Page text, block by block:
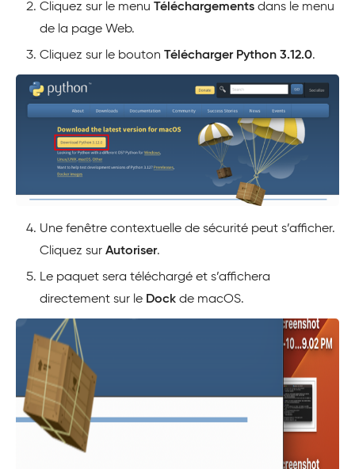
Cliquez sur le menu Téléchargements dans le menu
de la page Web.
Cliquez sur le bouton Télécharger Python 3.12.0.
Une fenêtre contextuelle de sécurité peut s’afficher.
Cliquez sur Autoriser.
Le paquet sera téléchargé et s’affichera
directement sur le Dock de macOS.